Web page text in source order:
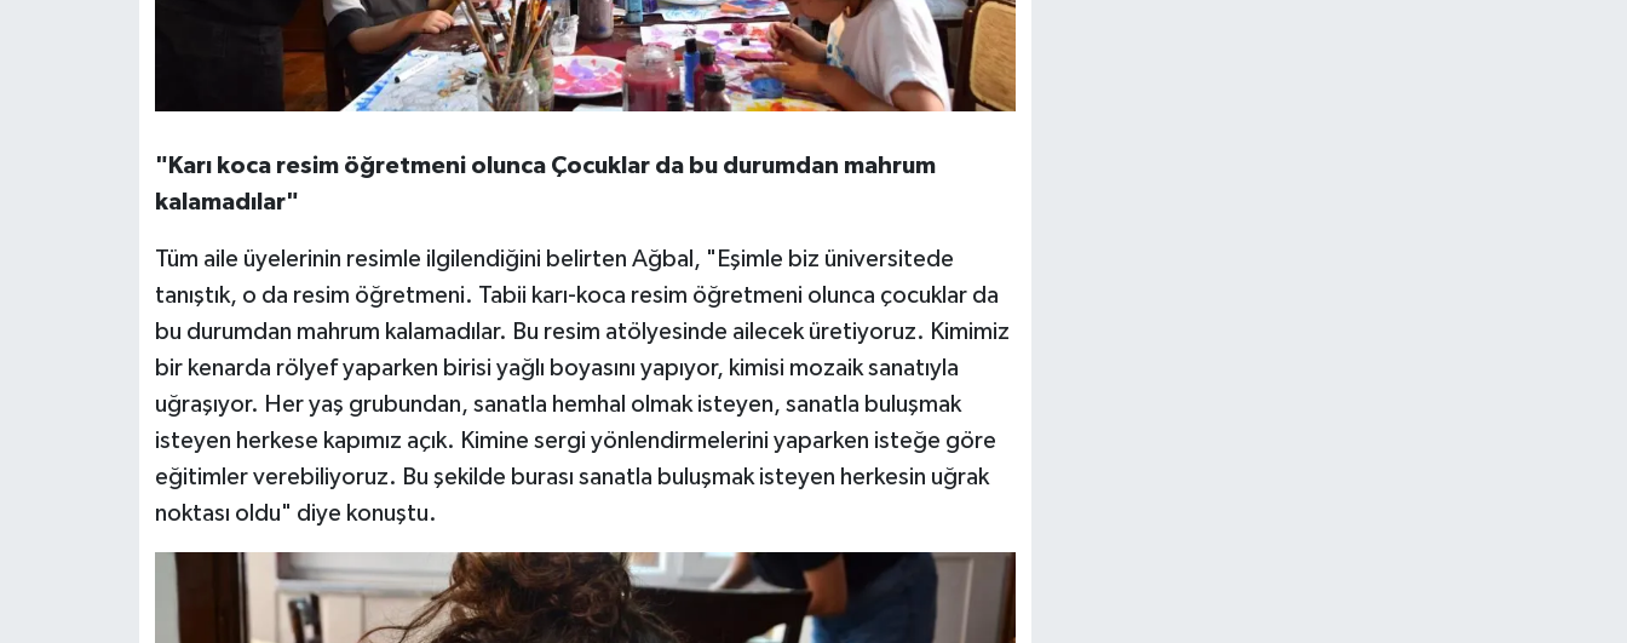
"Karı koca resim öğretmeni olunca Çocuklar da bu durumdan mahrum
kalamadılar"
Tüm aile üyelerinin resimle ilgilendiğini belirten Ağbal, "Eşimle biz üniversitede
tanıştık, o da resim öğretmeni. Tabii karı-koca resim öğretmeni olunca çocuklar da
bu durumdan mahrum kalamadılar. Bu resim atölyesinde ailecek üretiyoruz. Kimimiz
bir kenarda rölyef yaparken birisi yağlı boyasını yapıyor, kimisi mozaik sanatıyla
uğraşıyor. Her yaş grubundan, sanatla hemhal olmak isteyen, sanatla buluşmak
isteyen herkese kapımız açık. Kimine sergi yönlendirmelerini yaparken isteğe göre
eğitimler verebiliyoruz. Bu şekilde burası sanatla buluşmak isteyen herkesin uğrak
noktası oldu" diye konuştu.